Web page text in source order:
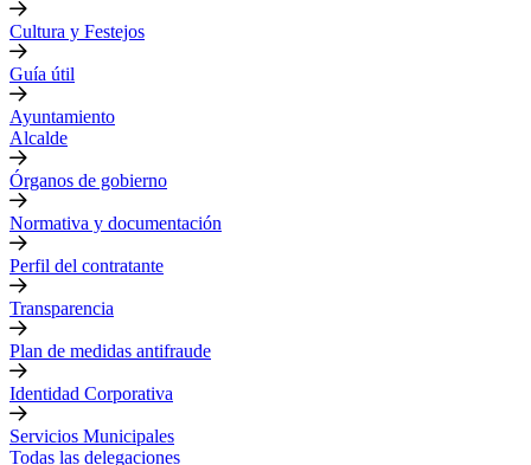
Cultura y Festejos
Guía útil
Ayuntamiento
Alcalde
Órganos de gobierno
Normativa y documentación
Perfil del contratante
Transparencia
Plan de medidas antifraude
Identidad Corporativa
Servicios Municipales
Todas las delegaciones